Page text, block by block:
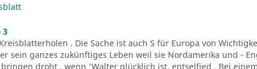
3
. Die Sache ist auch S für Europa von
sein ganzes zukünftiges Leben weil sie Nordamerika und -
droht , wenn 'Walter glücklich ist. entselfied . Bei